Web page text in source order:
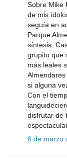
Sobre Mike
de mis
seguía en
Parque
síntesis.
grupito que
más leales
si alguna
Con el
disfrutar de
6 de marzo